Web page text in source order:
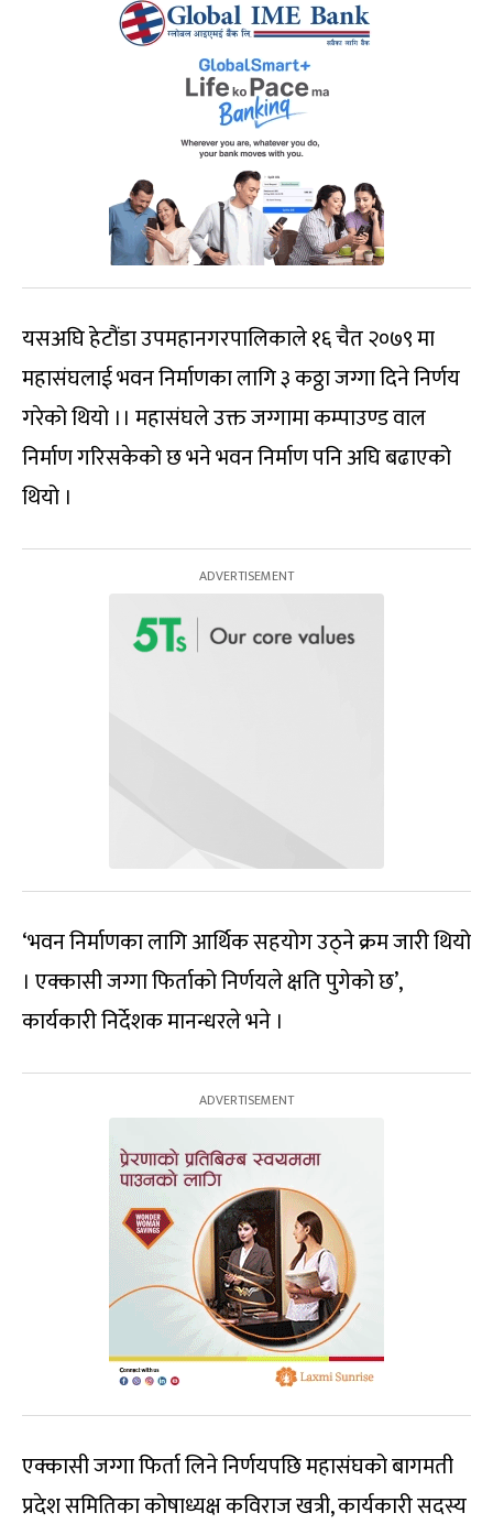
यसअघि हेटौंडा उपमहानगरपालिकाले १६ चैत २०७९ मा
महासंघलाई भवन निर्माणका लागि ३ कठ्ठा जग्गा दिने निर्णय
गरेको थियो ।। महासंघले उक्त जग्गामा कम्पाउण्ड वाल
निर्माण गरिसकेको छ भने भवन निर्माण पनि अघि बढाएको
थियो ।
‘भवन निर्माणका लागि आर्थिक सहयोग उठ्ने क्रम जारी थियो
। एक्कासी जग्गा फिर्ताको निर्णयले क्षति पुगेको छ’,
कार्यकारी निर्देशक मानन्धरले भने ।
एक्कासी जग्गा फिर्ता लिने निर्णयपछि महासंघको बागमती
प्रदेश समितिका कोषाध्यक्ष कविराज खत्री, कार्यकारी सदस्य